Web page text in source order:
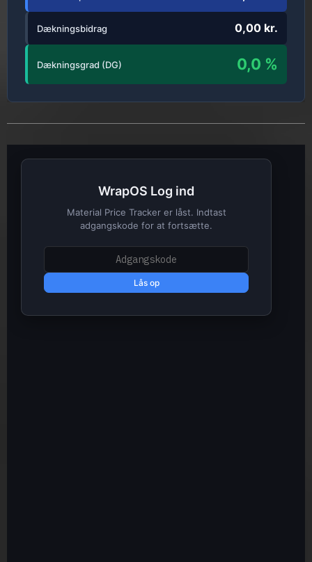
Dækningsbidrag 0,00 kr.
Dækningsgrad (DG) 0,0 %
WrapOS Log ind
Material Price Tracker er låst. Indtast
adgangskode for at fortsætte.
Lås op